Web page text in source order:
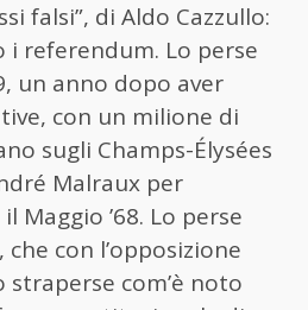
falsi”, di Aldo Cazzullo:
i referendum. Lo perse
un anno dopo aver
con un milione di
sugli Champs-Élysées
Malraux per
Maggio ’68. Lo perse
con l’opposizione
com’è noto